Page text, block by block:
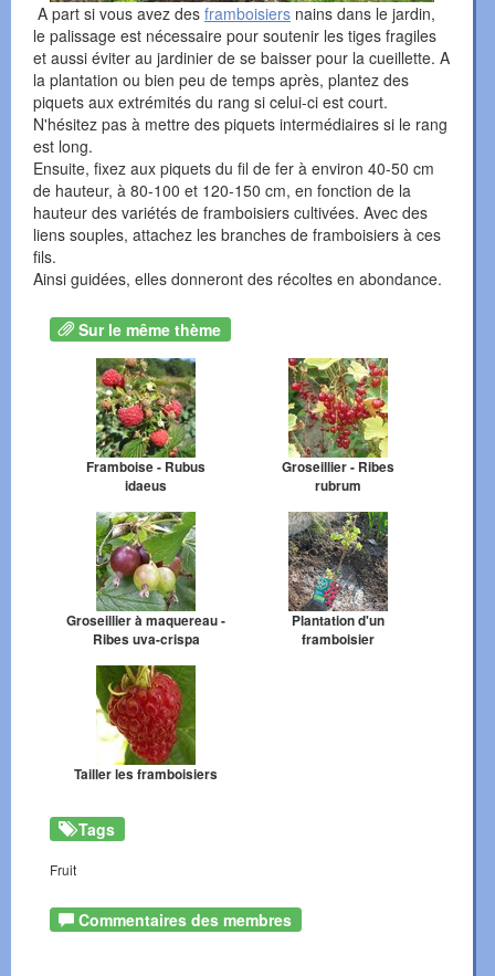
A part si vous avez des framboisiers nains dans le jardin,
le palissage est nécessaire pour soutenir les tiges fragiles
et aussi éviter au jardinier de se baisser pour la cueillette. A
la plantation ou bien peu de temps après, plantez des
piquets aux extrémités du rang si celui-ci est court.
N'hésitez pas à mettre des piquets intermédiaires si le rang
est long.
Ensuite, fixez aux piquets du fil de fer à environ 40-50 cm
de hauteur, à 80-100 et 120-150 cm, en fonction de la
hauteur des variétés de framboisiers cultivées. Avec des
liens souples, attachez les branches de framboisiers à ces
fils.
Ainsi guidées, elles donneront des récoltes en abondance.
Sur le même thème
Framboise - Rubus
idaeus
Groseillier - Ribes
rubrum
Groseillier à maquereau -
Ribes uva-crispa
Plantation d'un
framboisier
Tailler les framboisiers
Tags
Fruit
Commentaires des membres